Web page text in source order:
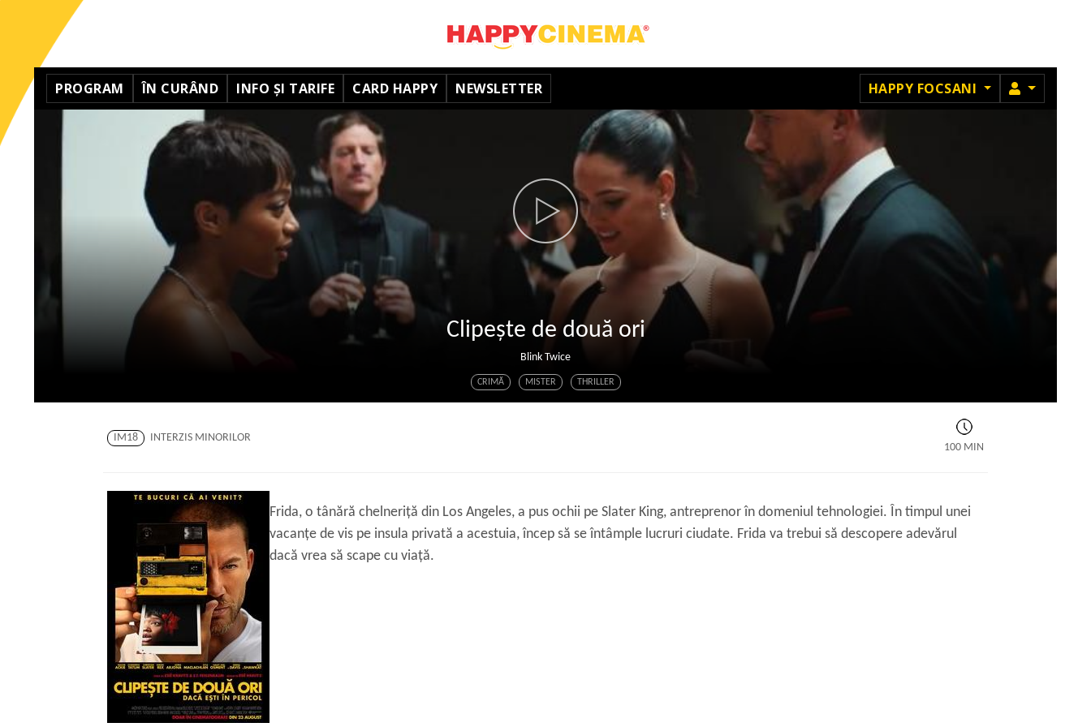
PROGRAM ÎN CURÂND INFO ȘI TARIFE CARD HAPPY NEWSLETTER HAPPY FOCSANI MEMBRU
Clipește de două ori
Blink Twice
CRIMĂ MISTER THRILLER
IM18
INTERZIS MINORILOR
100 MIN
Frida, o tânără chelneriță din Los Angeles, a pus ochii pe Slater King, antreprenor în domeniul tehnologiei. În timpul unei
vacanțe de vis pe insula privată a acestuia, încep să se întâmple lucruri ciudate. Frida va trebui să descopere adevărul
dacă vrea să scape cu viață.